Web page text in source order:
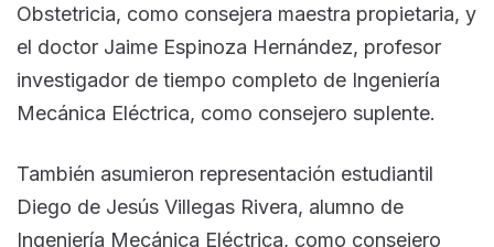
Obstetricia, como consejera maestra propietaria, y
el doctor Jaime Espinoza Hernández, profesor
investigador de tiempo completo de Ingeniería
Mecánica Eléctrica, como consejero suplente.
También asumieron representación estudiantil
Diego de Jesús Villegas Rivera, alumno de
Ingeniería Mecánica Eléctrica, como consejero